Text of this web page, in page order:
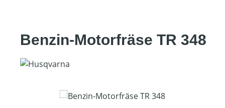
Benzin-Motorfräse TR 348
Bildergalerie überspringen